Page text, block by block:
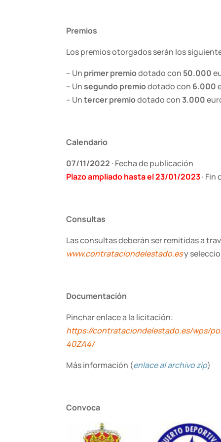
Premios
Los premios otorgados serán los
– Un primer premiodotado con 50.000
– Un segundo premiodotado con 6.000
– Untercer premiodotado con 3.000
Calendario
07/11/2022 · Fecha de publicación
Plazo ampliado hasta el 23/01/2023·
Consultas
Las consultas deberán ser remitidas a
www.contrataciondelestado.esy
Documentación
Pinchar enlace a la licitación:
https://contrataciondelestado.es/wps/
40ZA4/
Más información (enlace al archivo zip)
Convoca